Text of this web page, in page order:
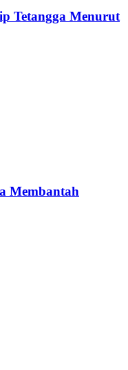
Tetangga Menurut
Membantah